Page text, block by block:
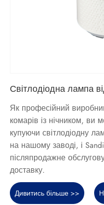
Світлодіодна лампа
Як професійний
комарів із нічником, ви
купуючи світлодіодну
на нашому заводі, і
післяпродажне
доставку.
Дивитись більше >>